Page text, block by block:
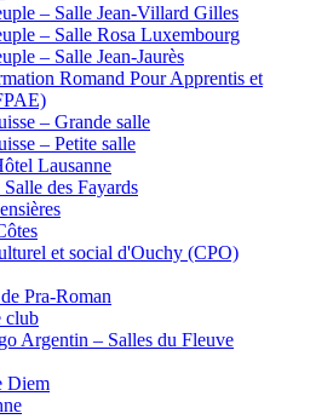
– Salle Jean-Villard Gilles
– Salle Rosa Luxembourg
– Salle Jean-Jaurès
Romand Pour Apprentis et
– Grande salle
– Petite salle
Lausanne
des Fayards
et social d'Ouchy (CPO)
Pra-Roman
club
Argentin – Salles du Fleuve
Diem